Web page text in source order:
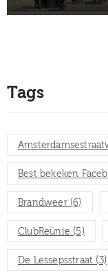
Tags
Best bekeken
Brandweer(6)
ClubReünie (5)
De Lessepsstraat (3)